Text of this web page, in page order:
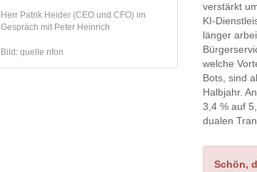
Herr Patrik Heider (CEO und CFO) im
Gespräch mit Peter Heinrich
Bild: quelle nfon
verstärkt
KI-
länger
welche
Bots, sind
Halbjahr.
3,4 % auf
dualen
Schön,